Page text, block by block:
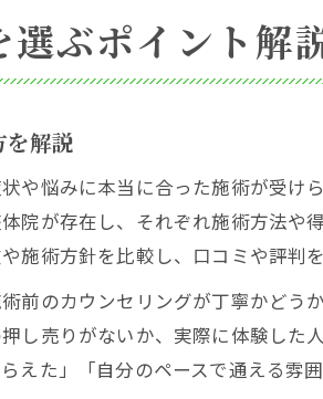
整体と整骨院の違い
整体と整骨院の
整体と整骨院
一回で治るは本
口コミが高評価の
整体院の口コ
利用者が選ぶ
整体院ランキ
ぶポイント解
解説
や悩みに本当に合った施術が受け
院が存在し、それぞれ施術方法や
施術方針を比較し、口コミや評判
前のカウンセリングが丁寧かどう
し売りがないか、実際に体験した
えた」「自分のペースで通える雰